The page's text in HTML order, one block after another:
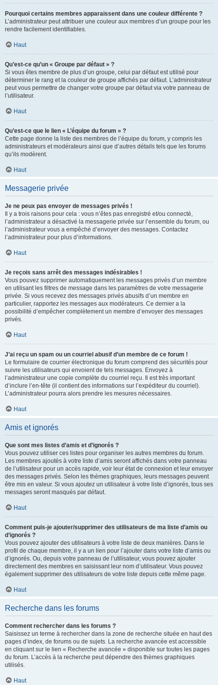
Pourquoi certains membres apparaissent dans une couleur différente ?
L’administrateur peut attribuer une couleur aux membres d’un groupe pour les
rendre facilement identifiables.
Haut
Qu’est-ce qu’un « Groupe par défaut » ?
Si vous êtes membre de plus d’un groupe, celui par défaut est utilisé pour
déterminer le rang et la couleur de groupe affichés par défaut. L’administrateur
peut vous permettre de changer votre groupe par défaut via votre panneau de
l’utilisateur.
Haut
Qu’est-ce que le lien « L’équipe du forum » ?
Cette page donne la liste des membres de l’équipe du forum, y compris les
administrateurs et modérateurs ainsi que d’autres détails tels que les forums
qu’ils modèrent.
Haut
Messagerie privée
Je ne peux pas envoyer de messages privés !
Il y a trois raisons pour cela : vous n’êtes pas enregistré et/ou connecté,
l’administrateur a désactivé la messagerie privée sur l’ensemble du forum, ou
l’administrateur vous a empêché d’envoyer des messages. Contactez
l’administrateur pour plus d’informations.
Haut
Je reçois sans arrêt des messages indésirables !
Vous pouvez supprimer automatiquement les messages privés d’un membre
en utilisant les filtres de message dans les paramètres de votre messagerie
privée. Si vous recevez des messages privés abusifs d’un membre en
particulier, rapportez les messages aux modérateurs. Ce dernier a la
possibilité d’empêcher complètement un membre d’envoyer des messages
privés.
Haut
J’ai reçu un spam ou un courriel abusif d’un membre de ce forum !
Le formulaire de courrier électronique du forum comprend des sécurités pour
suivre les utilisateurs qui envoient de tels messages. Envoyez à
l’administrateur une copie complète du courriel reçu. Il est très important
d’inclure l’en-tête (il contient des informations sur l’expéditeur du courriel).
L’administrateur pourra alors prendre les mesures nécessaires.
Haut
Amis et ignorés
Que sont mes listes d’amis et d’ignorés ?
Vous pouvez utiliser ces listes pour organiser les autres membres du forum.
Les membres ajoutés à votre liste d’amis seront affichés dans votre panneau
de l’utilisateur pour un accès rapide, voir leur état de connexion et leur envoyer
des messages privés. Selon les thèmes graphiques, leurs messages peuvent
être mis en valeur. Si vous ajoutez un utilisateur à votre liste d’ignorés, tous ses
messages seront masqués par défaut.
Haut
Comment puis-je ajouter/supprimer des utilisateurs de ma liste d’amis ou
d’ignorés ?
Vous pouvez ajouter des utilisateurs à votre liste de deux manières. Dans le
profil de chaque membre, il y a un lien pour l’ajouter dans votre liste d’amis ou
d’ignorés. Ou, depuis votre panneau de l’utilisateur, vous pouvez ajouter
directement des membres en saisissant leur nom d’utilisateur. Vous pouvez
également supprimer des utilisateurs de votre liste depuis cette même page.
Haut
Recherche dans les forums
Comment rechercher dans les forums ?
Saisissez un terme à rechercher dans la zone de recherche située en haut des
pages d’index, de forums ou de sujets. La recherche avancée est accessible
en cliquant sur le lien « Recherche avancée » disponible sur toutes les pages
du forum. L’accès à la recherche peut dépendre des thèmes graphiques
utilisés.
Haut